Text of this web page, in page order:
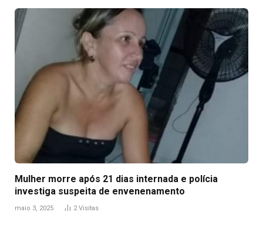
Mulher morre após 21 dias internada e polícia
investiga suspeita de envenenamento
maio 3, 2025 2Visitas